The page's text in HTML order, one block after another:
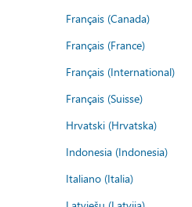
Français (Canada)
Français (France)
Français (International)
Français (Suisse)
Hrvatski (Hrvatska)
Indonesia (Indonesia)
Italiano (Italia)